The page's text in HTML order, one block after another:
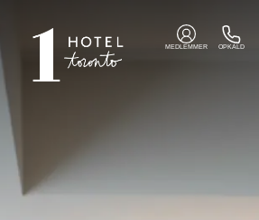
MEDLEMMER OPKALD